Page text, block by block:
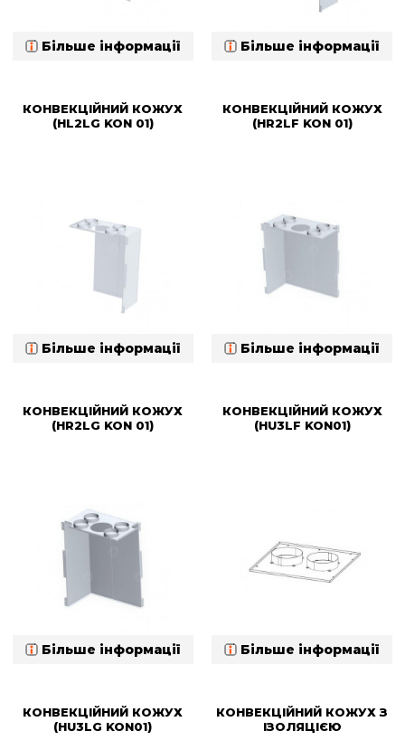
Більше інформації Більше інформації
КОНВЕКЦІЙНИЙ КОЖУХ
(HL2LG KON 01)
Більше інформації
КОНВЕКЦІЙНИЙ КОЖУХ
(HR2LF KON 01)
Більше інформації
КОНВЕКЦІЙНИЙ КОЖУХ
(HR2LG KON 01)
Більше інформації
КОНВЕКЦІЙНИЙ КОЖУХ
(HU3LF KON01)
Більше інформації
КОНВЕКЦІЙНИЙ КОЖУХ
(HU3LG KON01)
КОНВЕКЦІЙНИЙ КОЖУХ З
ІЗОЛЯЦІЄЮ